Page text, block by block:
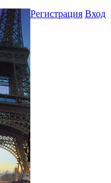
Регистрация Вход